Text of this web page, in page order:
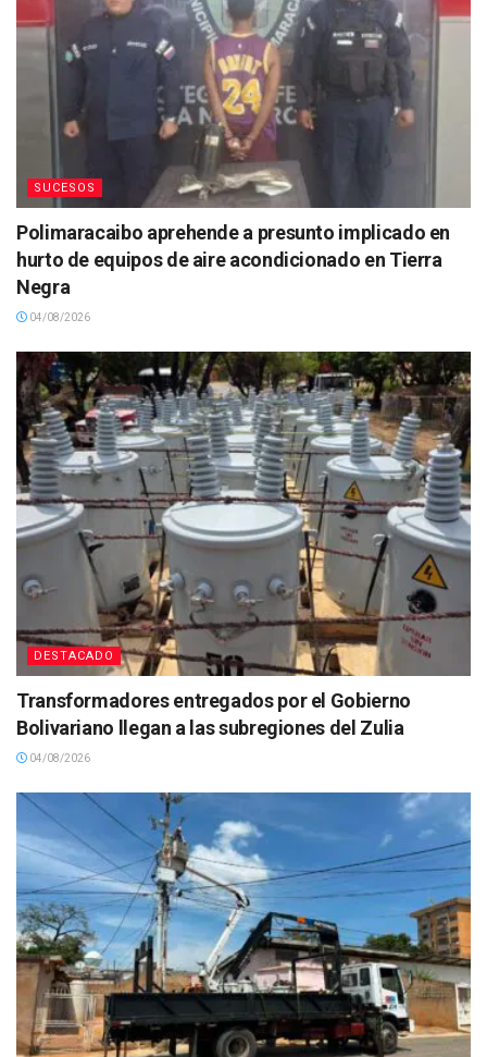
SUCESOS
Polimaracaibo aprehende a presunto implicado en
hurto de equipos de aire acondicionado en Tierra
Negra
04/08/2026
DESTACADO
Transformadores entregados por el Gobierno
Bolivariano llegan a las subregiones del Zulia
04/08/2026